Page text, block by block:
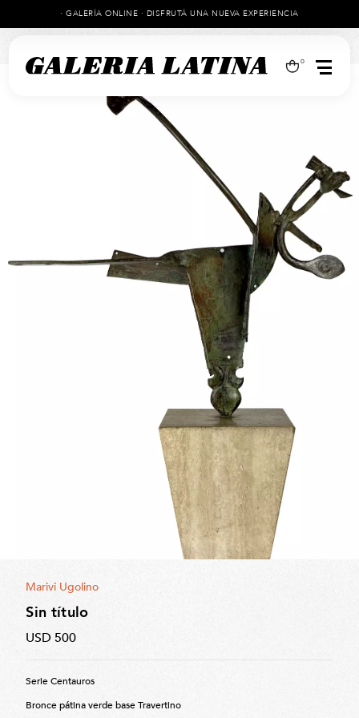
· GALERÍA ONLINE · DISFRUTÁ UNA NUEVA EXPERIENCIA
0
Marivi Ugolino
Sin título
USD 500
Serie Centauros
Bronce pátina verde base Travertino